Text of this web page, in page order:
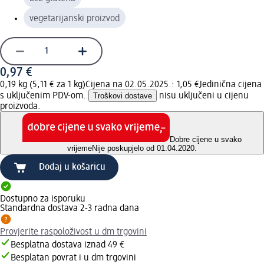
vegetarijanski proizvod
0,97 €
0,19 kg (5,11 € za 1 kg)Cijena na 02.05.2025.: 1,05 €Jedinična cijena
s uključenim PDV-om.
Troškovi dostave
nisu uključeni u cijenu
proizvoda.
Dobre cijene u svako
vrijemeNije poskupjelo od 01.04.2020.
Dodaj u košaricu
Dostupno za isporuku
Standardna dostava 2-3 radna dana
Provjerite raspoloživost u dm trgovini
Besplatna dostava iznad 49 €
Besplatan povrat i u dm trgovini